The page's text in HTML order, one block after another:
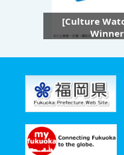
[Culture